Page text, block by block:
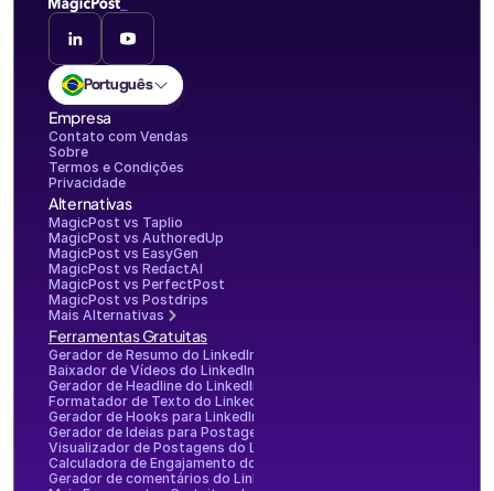
Português
Empresa
Contato com Vendas
Sobre
Termos e Condições
Privacidade
Alternativas
MagicPost vs Taplio
MagicPost vs AuthoredUp
MagicPost vs EasyGen
MagicPost vs RedactAI
MagicPost vs PerfectPost
MagicPost vs Postdrips
Mais Alternativas
Ferramentas Gratuitas
Gerador de Resumo do LinkedIn
Baixador de Vídeos do LinkedIn
Gerador de Headline do LinkedIn
Formatador de Texto do LinkedIn
Gerador de Hooks para LinkedIn
Gerador de Ideias para Postagens no LinkedIn
Visualizador de Postagens do LinkedIn
Calculadora de Engajamento do LinkedIn
Gerador de comentários do LinkedIn